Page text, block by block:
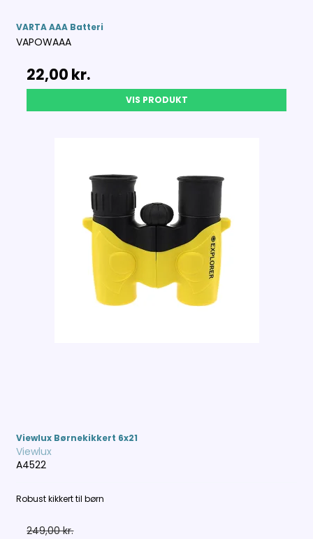
VARTA AAA Batteri
VAPOWAAA
22,00 kr.
VIS PRODUKT
Viewlux Børnekikkert 6x21
Viewlux
A4522
Robust kikkert til børn
249,00 kr.